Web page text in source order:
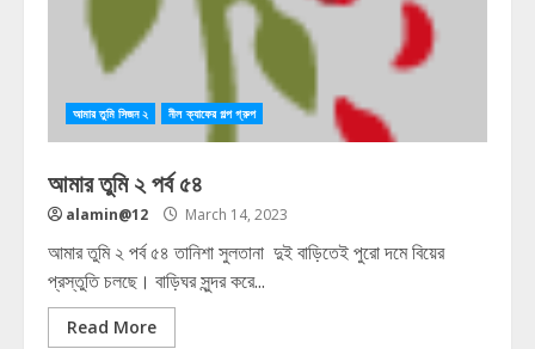
আমার তুমি সিজন ২ নীল ক্যাফের গল্প গ্রুপ
আমার তুমি ২ পর্ব ৫৪
alamin@12 March 14, 2023
আমার তুমি ২ পর্ব ৫৪ তানিশা সুলতানা দুই বাড়িতেই পুরো দমে বিয়ের
প্রস্তুতি চলছে। বাড়িঘর সুন্দর করে...
Read More